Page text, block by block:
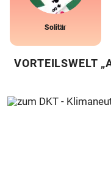
Solitär
VORTEILSWELT